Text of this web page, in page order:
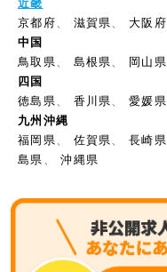
近畿
京都府
滋賀県 大阪府
中国
鳥取県
島根県 岡山県
四国
徳島県
香川県 、愛媛県
九州沖縄
福岡県
佐賀県 、長崎県
島県
、沖縄県